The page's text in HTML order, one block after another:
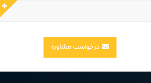
درخواست مشاوره